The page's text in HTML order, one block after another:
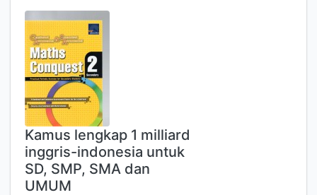
Kamus lengkap 1 milliard
inggris-indonesia untuk
SD, SMP, SMA dan
UMUM